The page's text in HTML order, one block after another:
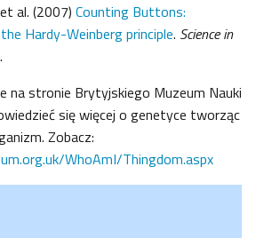
al. (2007) Counting Buttons:
Hardy-Weinberg principle. Science in
na stronie Brytyjskiego Muzeum Nauki
się więcej o genetyce tworząc
Zobacz:
WhoAmI/Thingdom.aspx